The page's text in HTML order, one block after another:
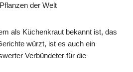
der Welt
als Küchenkraut bekannt ist, das
würzt, ist es auch ein
Verbündeter für die